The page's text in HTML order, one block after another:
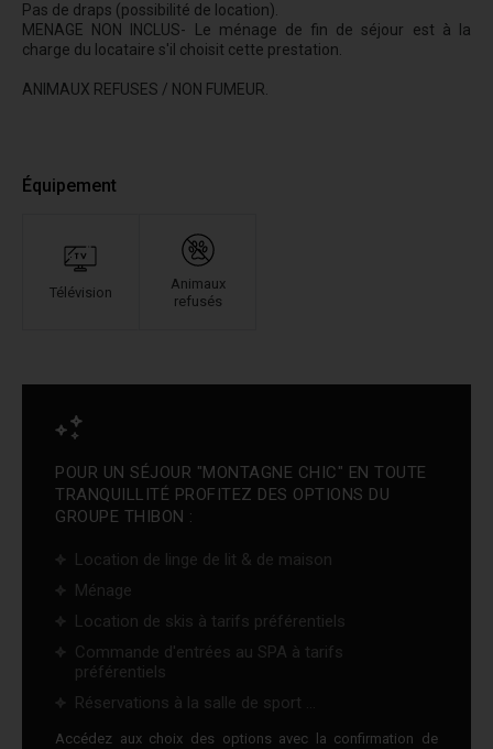
Pas de draps (possibilité de location).
MENAGE NON INCLUS- Le ménage de fin de séjour est à la
charge du locataire s'il choisit cette prestation.
ANIMAUX REFUSES / NON FUMEUR.
Équipement
Télévision
Animaux
refusés
POUR UN SÉJOUR "MONTAGNE CHIC" EN TOUTE
TRANQUILLITÉ PROFITEZ DES OPTIONS DU
GROUPE THIBON :
Location de linge de lit & de maison
Ménage
Location de skis à tarifs préférentiels
Commande d'entrées au SPA à tarifs
préférentiels
Réservations à la salle de sport ...
Accédez aux choix des options avec la confirmation de